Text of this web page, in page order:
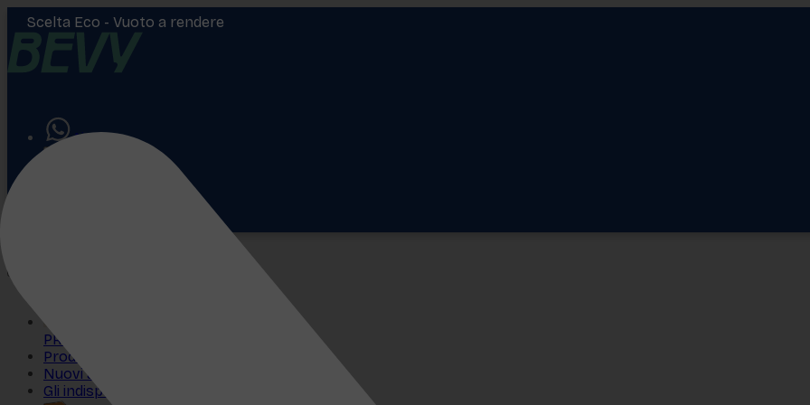
Aiuto
PROMO
Prodotti più venduti
Nuovi arrivi
Gli indispensabili
Scelta Eco - Vuoto a rendere